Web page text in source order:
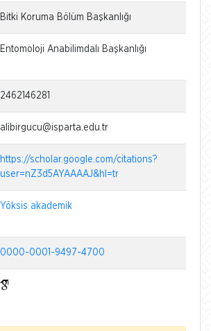
Bitki Koruma Bölüm Başkanlığı
Entomoloji Anabilimdalı Başkanlığı
2462146281
alibirgucu@isparta.edu.tr
https://scholar.google.com/citations?
user=nZ3d5AYAAAAJ&hl=tr
Yöksis akademik
0000-0001-9497-4700